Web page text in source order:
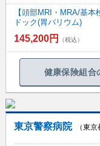
【頭部MRI・MRA/基
ドック(胃バリウム)
145,200円 （税込）
健康保険組合
東京警察病院
（東